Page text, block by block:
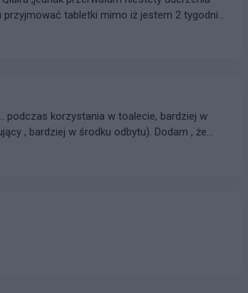
mimo iż jestem 2 tygodnie
podczas korzystania w toalecie, bardziej w
, bardziej w środku odbytu). Dodam , że